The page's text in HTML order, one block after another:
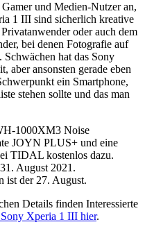
und Medien-Nutzer an,
1 III sind sicherlich kreative
oder auch dem
bei denen Fotografie auf
hat das Sony
aber ansonsten gerade eben
ein Smartphone,
stehen sollte und das man
1000XM3 Noise
JOYN PLUS+ und eine
TIDAL kostenlos dazu.
August 2021.
ist der 27. August.
Details finden Interessierte
Xperia 1 III hier.